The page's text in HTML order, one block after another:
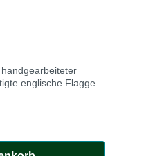
englische Flagge